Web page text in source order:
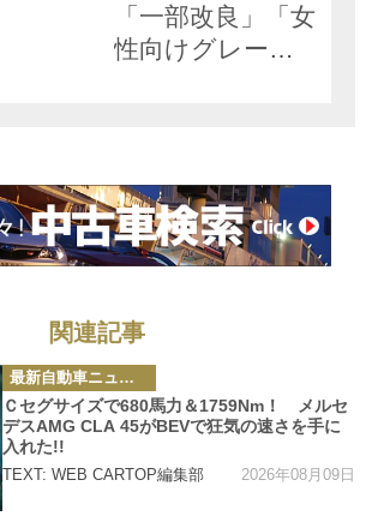
「一部改良」「女
性向けグレード
関連記事
カ
テ
ゴ
リ
ー
最新自動車ニュース
Ｃセグサイズで680馬力＆1759Nm！ メルセ
デスAMG CLA 45がBEVで狂気の速さを手に
入れた!!
TEXT: WEB CARTOP編集部 2026年08月09日